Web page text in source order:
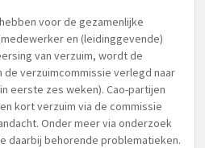
voor de gezamenlijke
en (leidinggevende)
van verzuim, wordt de
de verzuimcommissie verlegd naar
eerste zes weken). Cao-partijen
kort verzuim via de commissie
Onder meer via onderzoek
daarbij behorende problematieken.